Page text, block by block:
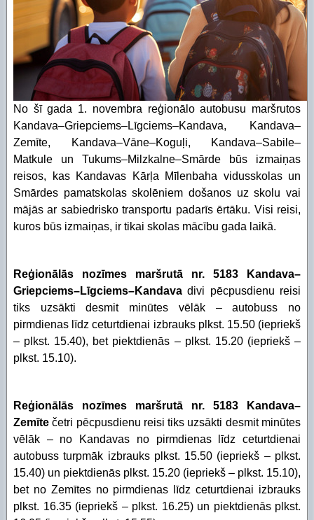
Piekļūstamības paziņojums Izglītības pārvalde
Digitālās plaisas mazināšana sociāli
STEM un pilsoniskā līdzdalība
No šī gada 1. novembra reģionālo autobusu maršrutos
Kandava–Griepciems–Līgciems–Kandava, Kandava–
Zemīte, Kandava–Vāne–Koguļi, Kandava–Sabile–
Matkule un Tukums–Milzkalne–Smārde būs izmaiņas
reisos, kas Kandavas Kārļa Mīlenbaha vidusskolas un
Smārdes pamatskolas skolēniem došanos uz skolu vai
mājās ar sabiedrisko transportu padarīs ērtāku. Visi reisi,
kuros būs izmaiņas, ir tikai skolas mācību gada laikā.
Reģionālās nozīmes maršrutā nr. 5183 Kandava–
Griepciems–Līgciems–Kandava divi pēcpusdienu reisi
tiks uzsākti desmit minūtes vēlāk – autobuss no
pirmdienas līdz ceturtdienai izbrauks plkst. 15.50 (iepriekš
– plkst. 15.40), bet piektdienās – plkst. 15.20 (iepriekš –
plkst. 15.10).
Reģionālās nozīmes maršrutā nr. 5183 Kandava–
Zemīte četri pēcpusdienu reisi tiks uzsākti desmit minūtes
vēlāk – no Kandavas no pirmdienas līdz ceturtdienai
autobuss turpmāk izbrauks plkst. 15.50 (iepriekš – plkst.
15.40) un piektdienās plkst. 15.20 (iepriekš – plkst. 15.10),
bet no Zemītes no pirmdienas līdz ceturtdienai izbrauks
plkst. 16.35 (iepriekš – plkst. 16.25) un piektdienās plkst.